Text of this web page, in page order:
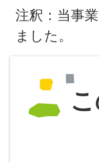
注釈：当事
ました。